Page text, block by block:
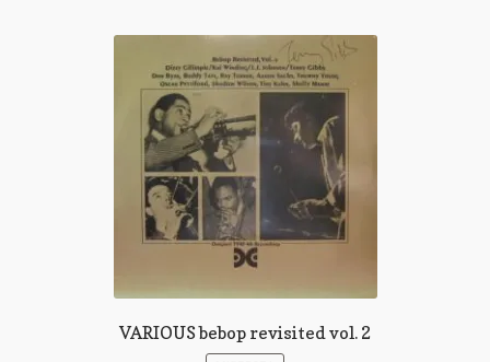
VARIOUS bebop revisited vol. 2